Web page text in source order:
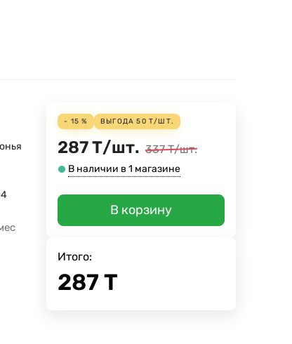
- 15 % ВЫГОДА50 Т/ШТ.
287Т/шт. 337 Т/шт.
В наличии в 1 магазине
В корзину
Итого:
287 Т